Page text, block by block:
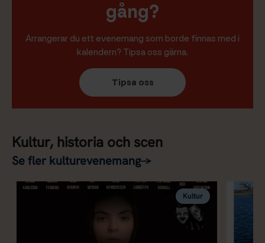
gång?
Arrangerar du ett evenemang som borde finnas med i
kalendern? Tipsa oss gärna.
Tipsa oss
Kultur, historia och scen
Se fler kulturevenemang→
Kultur